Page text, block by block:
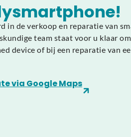
in de verkoop en reparatie van
team staat voor u klaar
device of bij een reparatie van
via Google Maps